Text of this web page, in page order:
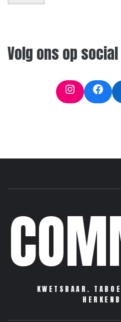
Volg ons op
Instagram
KWETSBAAR.